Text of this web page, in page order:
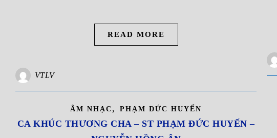
READ MORE
VTLV
ÂM NHẠC , PHẠM ĐỨC HUYẾN
CA KHÚC THƯƠNG CHA – ST PHẠM ĐỨC HUYẾN –